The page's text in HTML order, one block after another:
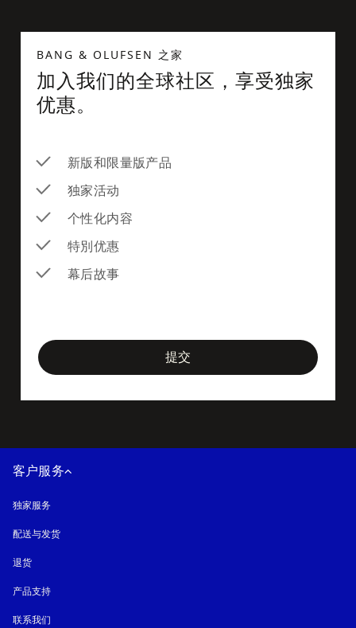
BANG & OLUFSEN 之家
加入我们的全球社区，享受独家
优惠。
新版和限量版产品
独家活动
个性化内容
特別优惠
幕后故事
提交
客户服务
独家服务
配送与发货
退货
产品支持
联系我们